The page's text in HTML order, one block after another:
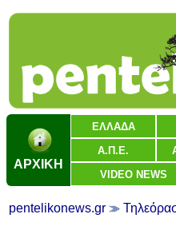
ΑΡΧΙΚΗ
ΕΛΛΑΔΑ
Α.Π.Ε.
VIDEO NEWS
pentelikonews.gr